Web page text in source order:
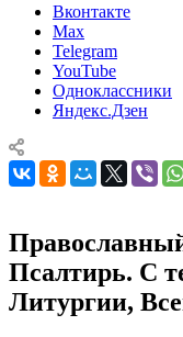
Вконтакте
Max
Telegram
YouTube
Одноклассники
Яндекс.Дзен
Псалтирь. С
Литургии,